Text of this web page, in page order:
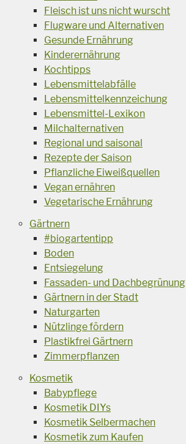
Fleisch ist uns nicht wurscht
Flugware und Alternativen
Gesunde Ernährung
Kinderernährung
Kochtipps
Lebensmittelabfälle
Lebensmittelkennzeichung
Lebensmittel-Lexikon
Milchalternativen
Regional und saisonal
Rezepte der Saison
Pflanzliche Eiweißquellen
Vegan ernähren
Vegetarische Ernährung
Gärtnern
#biogartentipp
Boden
Entsiegelung
Fassaden- und Dachbegrünung
Gärtnern in der Stadt
Naturgarten
Nützlinge fördern
Plastikfrei Gärtnern
Zimmerpflanzen
Kosmetik
Babypflege
Kosmetik DIYs
Kosmetik Selbermachen
Kosmetik zum Kaufen